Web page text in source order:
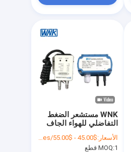
WNK مستشعر الضغط
التفاضلي للهواء الجاف
الألومنيوم للرياح
الأسعار:$45.00 - $55.00/Pieces
MOQ:1 قطع